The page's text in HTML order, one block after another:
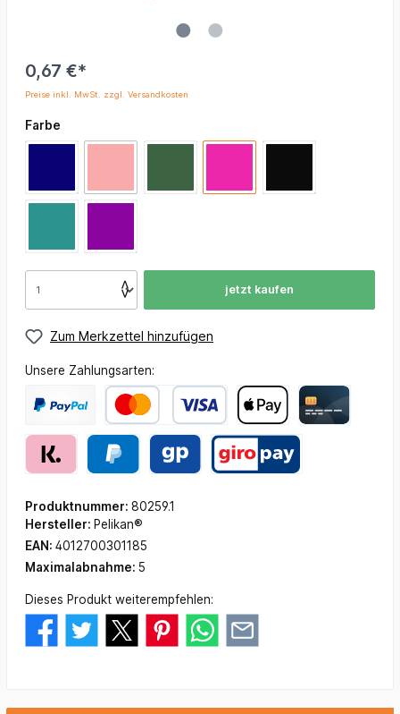
0,67 €*
Preise inkl. MwSt. zzgl. Versandkosten
Farbe
jetzt kaufen
Zum Merkzettel hinzufügen
Unsere Zahlungsarten:
Produktnummer: 80259.1
Hersteller: Pelikan®
EAN: 4012700301185
Maximalabnahme: 5
Dieses Produkt weiterempfehlen: